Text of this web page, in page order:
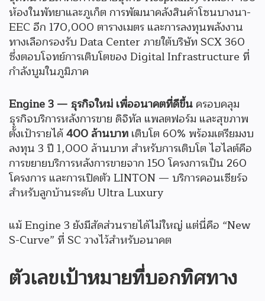
ห้องในพัทยาและภูเก็ต การพัฒนาคลังสินค้าโซนบางนา-
EEC อีก 170,000 ตารางเมตร และการลงทุนพลังงาน
ทางเลือกรองรับ Data Center ภายใต้บริษัท SCX 360
ซึ่งตอบโจทย์การเติบโตของ Digital Infrastructure ที่
กำลังบูมในภูมิภาค
Engine 3 — ธุรกิจใหม่ เพื่ออนาคตที่ดีขึ้น ครอบคลุม
ธุรกิจบริการหลังการขาย ดิจิทัล แพลตฟอร์ม และสุขภาพ
ตั้งเป้ารายได้400 ล้านบาท เติบโต 60% พร้อมเตรียมงบ
ลงทุน 3 ปี 1,000 ล้านบาท สำหรับการเติบโต ไฮไลต์คือ
การขยายบริการหลังการขายจาก 150 โครงการเป็น 260
โครงการ และการเปิดตัว LINTON — บริการคอนเซียร์จ
สำหรับลูกบ้านระดับ Ultra Luxury
แม้ Engine 3 ยังมีสัดส่วนรายได้ไม่ใหญ่ แต่นี่คือ “New
S-Curve” ที่ SC วางไว้สำหรับอนาคต
ตัวเลขเป้าหมายที่บอกทิศทาง